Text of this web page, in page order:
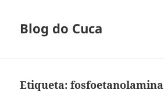
Blog do Cuca
Etiqueta:fosfoetanolamina